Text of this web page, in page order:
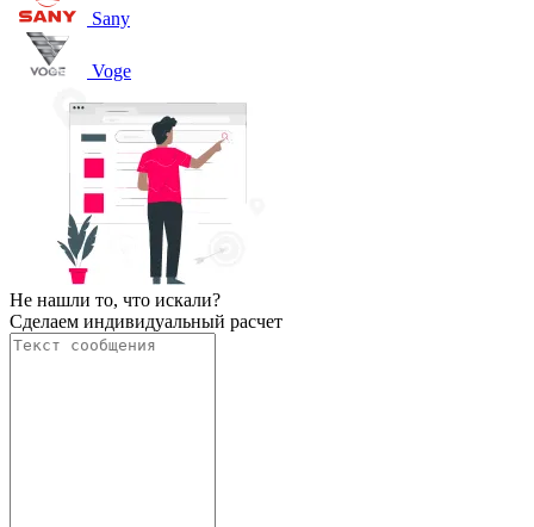
Sany
Voge
Не нашли то, что искали?
Сделаем индивидуальный расчет